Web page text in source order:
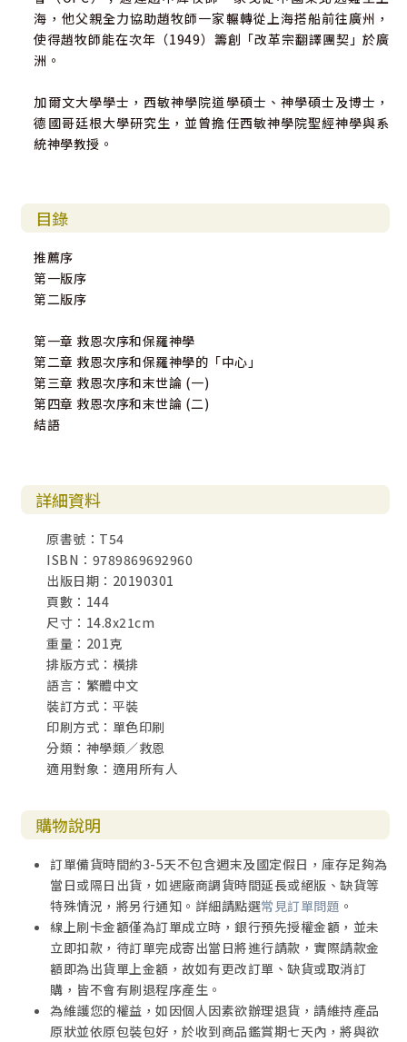
海，他父親全力協助趙牧師一家輾轉從上海搭船前往廣州，
使得趙牧師能在次年（1949）籌創「改革宗翻譯團契」於廣
洲。
加爾文大學學士，西敏神學院道學碩士、神學碩士及博士，
德國哥廷根大學研究生，並曾擔任西敏神學院聖經神學與系
統神學教授。
目錄
推薦序
第一版序
第二版序
第一章 救恩次序和保羅神學
第二章 救恩次序和保羅神學的「中心」
第三章 救恩次序和末世論 (一)
第四章 救恩次序和末世論 (二)
結語
詳細資料
原書號：T54
ISBN：9789869692960
出版日期：20190301
頁數：144
尺寸：14.8x21cm
重量：201克
排版方式：橫排
語言：繁體中文
裝訂方式：平裝
印刷方式：單色印刷
分類：神學類／救恩
適用對象：適用所有人
購物說明
訂單備貨時間約3-5天不包含週末及國定假日，庫存足夠為
當日或隔日出貨，如遇廠商調貨時間延長或絕版、缺貨等
特殊情況，將另行通知。詳細請點選常見訂單問題 。
線上刷卡金額僅為訂單成立時，銀行預先授權金額，並未
立即扣款，待訂單完成寄出當日將進行請款，實際請款金
額即為出貨單上金額，故如有更改訂單、缺貨或取消訂
購，皆不會有刷退程序產生。
為維護您的權益，如因個人因素欲辦理退貨，請維持產品
原狀並依原包裝包好，於收到商品鑑賞期七天內，將與欲